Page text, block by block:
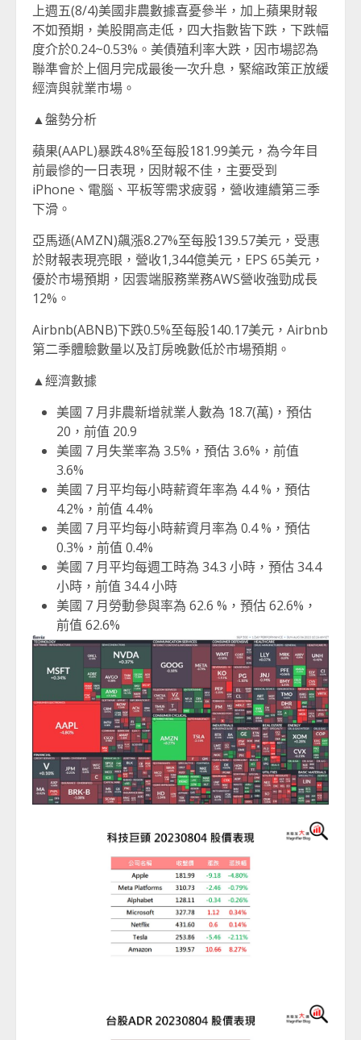
上週五(8/4)美國非農數據喜憂參半，加上蘋果財報
不如預期，美股開高走低，四大指數皆下跌，下跌幅
度介於0.24~0.53%。美債殖利率大跌，因市場認為
聯準會於上個月完成最後一次升息，緊縮政策正放緩
經濟與就業市場。
▲盤勢分析
蘋果(AAPL)暴跌4.8%至每股181.99美元，為今年目
前最慘的一日表現，因財報不佳，主要受到
iPhone、電腦、平板等需求疲弱，營收連續第三季
下滑。
亞馬遜(AMZN)飆漲8.27%至每股139.57美元，受惠
於財報表現亮眼，營收1,344億美元，EPS 65美元，
優於市場預期，因雲端服務業務AWS營收強勁成長
12%。
Airbnb(ABNB)下跌0.5%至每股140.17美元，Airbnb
第二季體驗數量以及訂房晚數低於市場預期。
▲經濟數據
美國 7 月非農新增就業人數為 18.7(萬)，預估
20，前值 20.9
美國 7 月失業率為 3.5%，預估 3.6%，前值
3.6%
美國 7 月平均每小時薪資年率為 4.4 %，預估
4.2%，前值 4.4%
美國 7 月平均每小時薪資月率為 0.4 %，預估
0.3%，前值 0.4%
美國 7 月平均每週工時為 34.3 小時，預估 34.4
小時，前值 34.4 小時
美國 7 月勞動參與率為 62.6 %，預估 62.6%，
前值 62.6%